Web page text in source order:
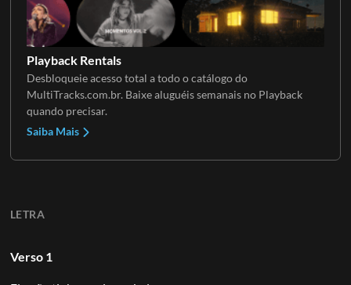
Playback Rentals
Desbloqueie acesso total a todo o catálogo do
MultiTracks.com.br. Baixe aluguéis semanais no Playback
quando precisar.
Saiba Mais
LETRA
Verso 1